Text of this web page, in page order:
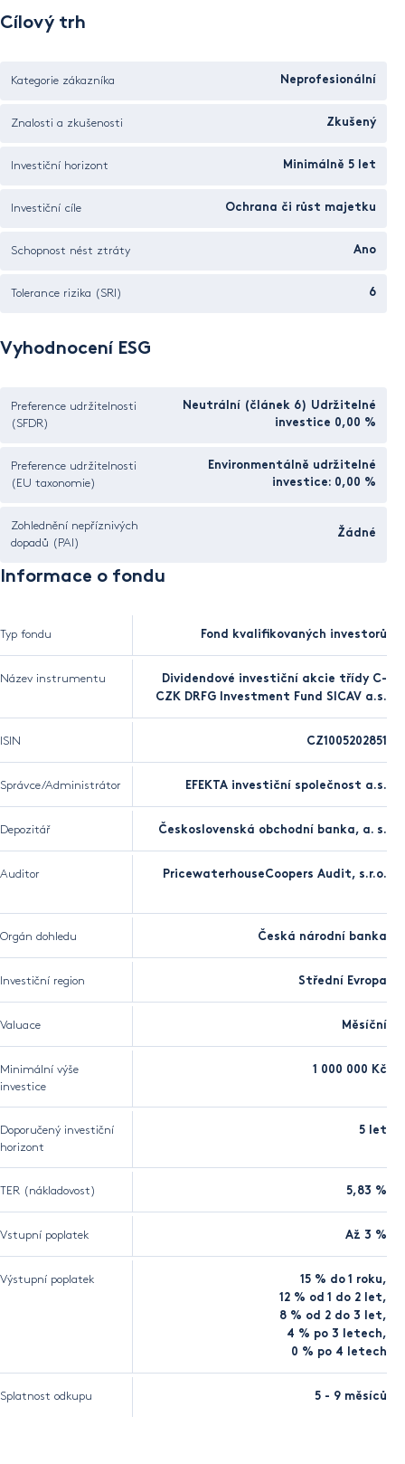
Cílový trh
Kategorie zákazníka Neprofesionální
Znalosti a zkušenosti Zkušený
Investiční horizont Minimálně 5 let
Investiční cíle Ochrana či růst majetku
Schopnost nést ztráty Ano
Tolerance rizika (SRI) 6
Vyhodnocení ESG
Preference udržitelnosti
(SFDR)
Neutrální (článek 6) Udržitelné
investice 0,00 %
Preference udržitelnosti
(EU taxonomie)
Environmentálně udržitelné
investice: 0,00 %
Zohlednění nepříznivých
dopadů (PAI)
Žádné
Informace o fondu
Typ fondu Fond kvalifikovaných investorů
Název instrumentu
Dividendové investiční akcie třídy C-
CZK DRFG Investment Fund SICAV a.s.
ISIN CZ1005202851
Správce/Administrátor EFEKTA investiční společnost a.s.
Depozitář Československá obchodní banka, a. s.
Auditor PricewaterhouseCoopers Audit, s.r.o.
Orgán dohledu Česká národní banka
Investiční region Střední Evropa
Valuace Měsíční
Minimální výše
investice
1 000 000 Kč
Doporučený investiční
horizont
5 let
TER (nákladovost) 5,83 %
Vstupní poplatek Až 3 %
Výstupní poplatek
15 % do 1 roku,
12 % od 1 do 2 let,
8 % od 2 do 3 let,
4 % po 3 letech,
0 % po 4 letech
Splatnost odkupu 5 - 9 měsíců